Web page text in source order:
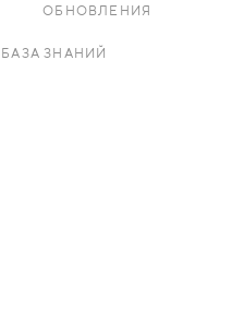
ОБНОВЛЕНИЯ
БАЗА ЗНАНИЙ